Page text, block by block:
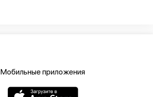
Мобильные приложения